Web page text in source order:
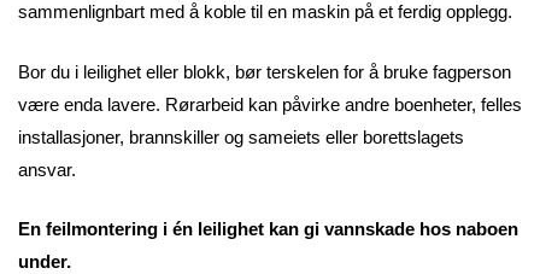
sammenlignbart med å koble til en maskin på et ferdig opplegg.
Bor du i leilighet eller blokk, bør terskelen for å bruke fagperson
være enda lavere. Rørarbeid kan påvirke andre boenheter, felles
installasjoner, brannskiller og sameiets eller borettslagets
ansvar.
En feilmontering i én leilighet kan gi vannskade hos naboen
under.